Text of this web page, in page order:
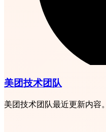
美团技术团队
美团技术团队最近更新内容。